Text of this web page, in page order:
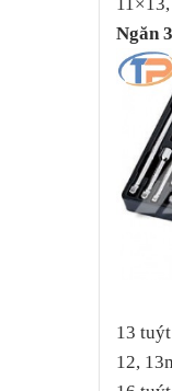
Ngăn
13
12,